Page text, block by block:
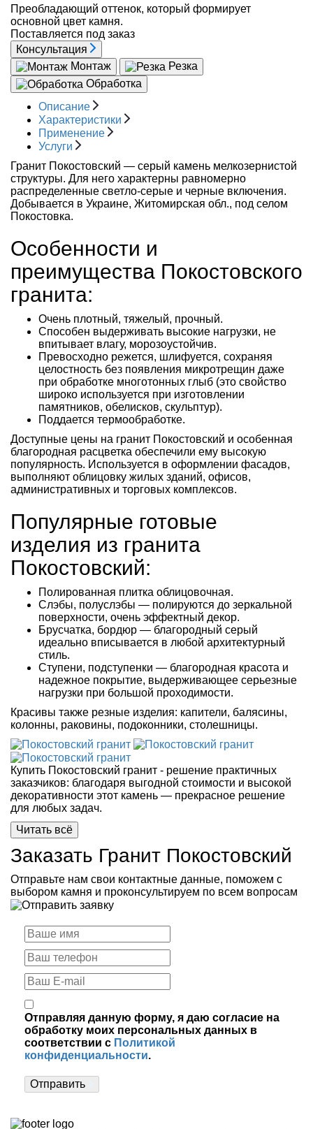
Преобладающий оттенок, который формирует
основной цвет камня.
Поставляется под заказ
Консультация
Монтаж
Резка
Обработка
Описание
Характеристики
Применение
Услуги
Гранит Покостовский — серый камень мелкозернистой
структуры. Для него характерны равномерно
распределенные светло-серые и черные включения.
Добывается в Украине, Житомирская обл., под селом
Покостовка.
Особенности и
преимущества Покостовского
гранита:
Очень плотный, тяжелый, прочный.
Способен выдерживать высокие нагрузки, не
впитывает влагу, морозоустойчив.
Превосходно режется, шлифуется, сохраняя
целостность без появления микротрещин даже
при обработке многотонных глыб (это свойство
широко используется при изготовлении
памятников, обелисков, скульптур).
Поддается термообработке.
Доступные цены на гранит Покостовский и особенная
благородная расцветка обеспечили ему высокую
популярность. Используется в оформлении фасадов,
выполняют облицовку жилых зданий, офисов,
административных и торговых комплексов.
Популярные готовые
изделия из гранита
Покостовский:
Полированная плитка облицовочная.
Слэбы, полуслэбы — полируются до зеркальной
поверхности, очень эффектный декор.
Брусчатка, бордюр — благородный серый
идеально вписывается в любой архитектурный
стиль.
Ступени, подступенки — благородная красота и
надежное покрытие, выдерживающее серьезные
нагрузки при большой проходимости.
Красивы также резные изделия: капители, балясины,
колонны, раковины, подоконники, столешницы.
Купить Покостовский гранит - решение практичных
заказчиков: благодаря выгодной стоимости и высокой
декоративности этот камень — прекрасное решение
для любых задач.
Читать всё
Заказать Гранит Покостовский
Отправьте нам свои контактные данные, поможем с
выбором камня и проконсультируем по всем вопросам
Отправляя данную форму, я даю согласие на
обработку моих персональных данных в
соответствии с Политикой
конфиденциальности.
Отправить